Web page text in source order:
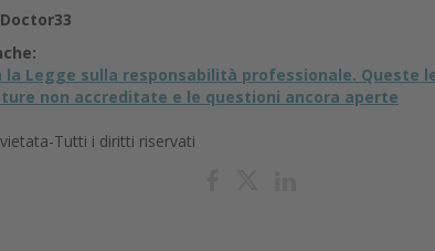
la Legge sulla responsabilità professionale. Queste
non accreditate e le questioni ancora aperte
Tutti i diritti riservati